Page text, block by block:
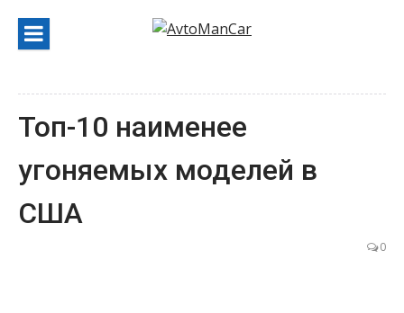
содержанию
Топ-10 наименее
угоняемых моделей в
США
0